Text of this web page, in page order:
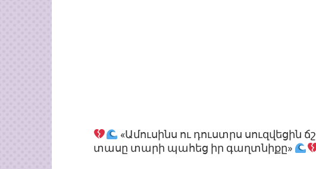
«Ամուսինս ու դուստրս սուզվեցին
տասը տարի պահեց իր գաղտնիքը»